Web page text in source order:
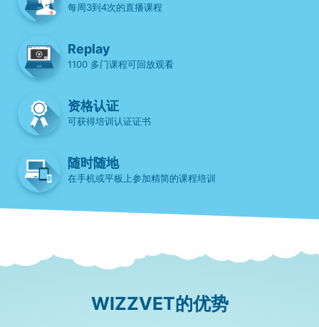
每周3到4次的直播课程
Replay
1100 多门课程可回放观看
资格认证
可获得培训认证证书
随时随地
在手机或平板上参加精简的课程培训
WIZZVET的优势